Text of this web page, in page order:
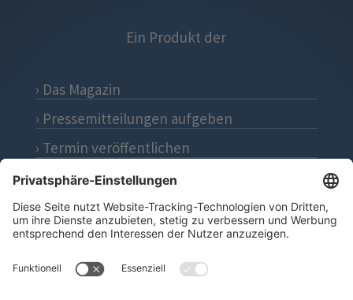
Ein Produkt der
› Das Magazin
› Pressemitteilungen aufgeben
› Termin veröffentlichen
› Impressum
› Datenschutz